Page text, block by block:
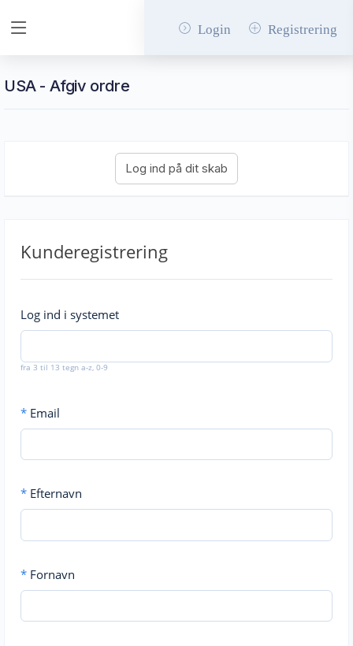
Login Registrering
USA - Afgiv ordre
Kunderegistrering
Log ind i systemet
fra 3 til 13 tegn a-z, 0-9
* Email
* Efternavn
* Fornavn